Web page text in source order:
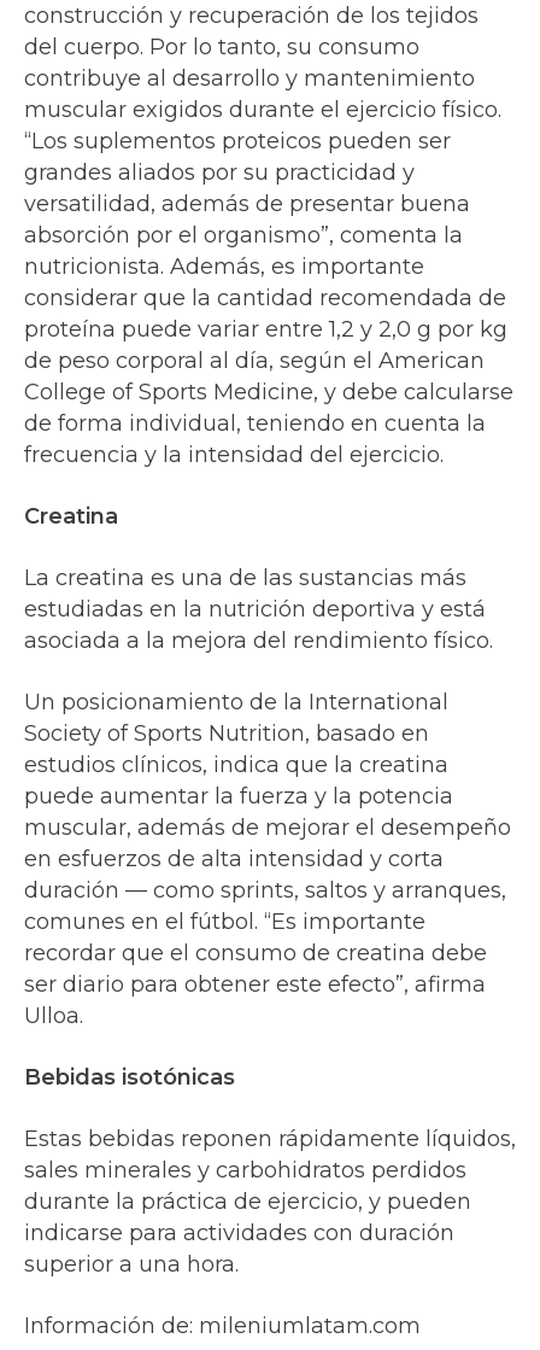
construcción y recuperación de los tejidos
del cuerpo. Por lo tanto, su consumo
contribuye al desarrollo y mantenimiento
muscular exigidos durante el ejercicio físico.
“Los suplementos proteicos pueden ser
grandes aliados por su practicidad y
versatilidad, además de presentar buena
absorción por el organismo”, comenta la
nutricionista. Además, es importante
considerar que la cantidad recomendada de
proteína puede variar entre 1,2 y 2,0 g por kg
de peso corporal al día, según el American
College of Sports Medicine, y debe calcularse
de forma individual, teniendo en cuenta la
frecuencia y la intensidad del ejercicio.
Creatina
La creatina es una de las sustancias más
estudiadas en la nutrición deportiva y está
asociada a la mejora del rendimiento físico.
Un posicionamiento de la International
Society of Sports Nutrition, basado en
estudios clínicos, indica que la creatina
puede aumentar la fuerza y la potencia
muscular, además de mejorar el desempeño
en esfuerzos de alta intensidad y corta
duración — como sprints, saltos y arranques,
comunes en el fútbol. “Es importante
recordar que el consumo de creatina debe
ser diario para obtener este efecto”, afirma
Ulloa.
Bebidas isotónicas
Estas bebidas reponen rápidamente líquidos,
sales minerales y carbohidratos perdidos
durante la práctica de ejercicio, y pueden
indicarse para actividades con duración
superior a una hora.
Información de: mileniumlatam.com